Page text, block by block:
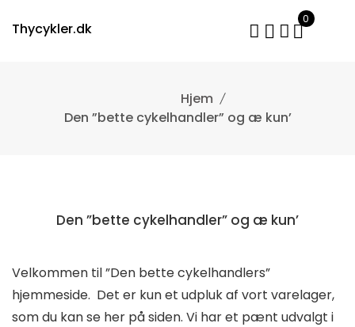
Thycykler.dk
0
Den ”bette cykelhandler” og æ kun’
Den ”bette cykelhandler” og æ kun’
Velkommen til ”Den bette cykelhandlers”
hjemmeside. Det er kun et udpluk af vort varelager,
som du kan se her på siden. Vi har et pænt udvalgt i